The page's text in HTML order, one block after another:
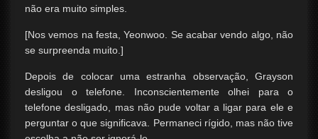
não era muito simples.
[Nos vemos na festa, Yeonwoo. Se acabar vendo algo, não
se surpreenda muito.]
Depois de colocar uma estranha observação, Grayson
desligou o telefone. Inconscientemente olhei para o
telefone desligado, mas não pude voltar a ligar para ele e
perguntar o que significava. Permaneci rígido, mas não tive